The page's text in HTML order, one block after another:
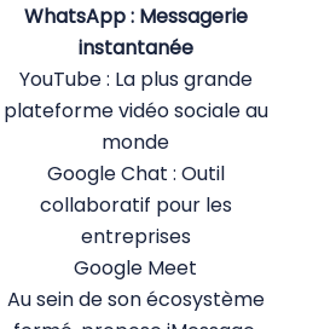
WhatsApp : Messagerie
instantanée
YouTube : La plus grande
plateforme vidéo sociale au
monde
Google Chat : Outil
collaboratif pour les
entreprises
Google Meet
Au sein de son écosystème